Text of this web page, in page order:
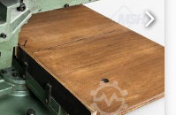
marge: BTW
en inruil altijd
sectoren Csdpfx